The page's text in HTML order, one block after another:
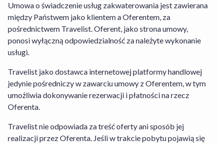
Organizator turystyki w przypadku
rezerwacji Usługi Hotel+Lot, których
dane znajdziesz w sekcji Informacja dla
konsumentów. W odniesieniu do
Środków i Kart Podarunkowych,
Regulamin Usługi Zakwaterowania oraz
Warunki Rezygnacji. W odniesieniu do
Regulamin Serwisu,Regulamin Travelist
Hotel+LotorazWarunki Rezygnacji
Umowa o świadczenie usług zakwaterowania jest zawierana
między Państwem jako klientem a Oferentem, za
pośrednictwem Travelist. Oferent, jako strona umowy,
ponosi wyłączną odpowiedzialność za należyte wykonanie
usługi.
Travelist jako dostawca internetowej platformy handlowej
jedynie pośredniczy w zawarciu umowy z Oferentem, w tym
umożliwia dokonywanie rezerwacji i płatności na rzecz
Oferenta.
Travelist nie odpowiada za treść oferty ani sposób jej
realizacji przez Oferenta. Jeśli w trakcie pobytu pojawią się